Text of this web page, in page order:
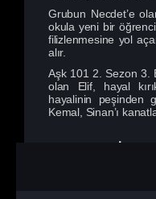
Grubun Necdet’e
okula yeni bir
filizlenmesine yol
alır.
Aşk 101 2. Sezon 3.
olan Elif, hayal
hayalinin peşinden
Kemal, Sinan’ı